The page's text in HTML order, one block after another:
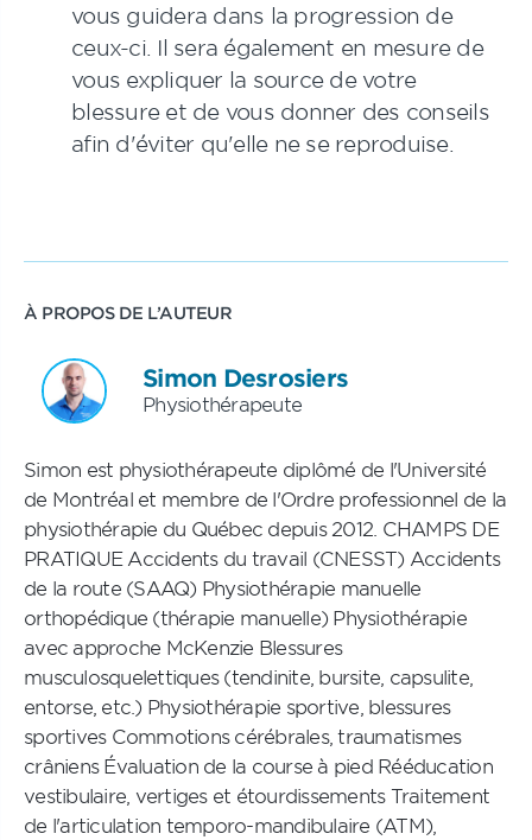
vous guidera dans la progression de
ceux-ci. Il sera également en mesure de
vous expliquer la source de votre
blessure et de vous donner des conseils
afin d'éviter qu'elle ne se reproduise.
À PROPOS DE L’AUTEUR
Simon Desrosiers
Physiothérapeute
Simon est physiothérapeute diplômé de l'Université
de Montréal et membre de l'Ordre professionnel de la
physiothérapie du Québec depuis 2012. CHAMPS DE
PRATIQUE Accidents du travail (CNESST) Accidents
de la route (SAAQ) Physiothérapie manuelle
orthopédique (thérapie manuelle) Physiothérapie
avec approche McKenzie Blessures
musculosquelettiques (tendinite, bursite, capsulite,
entorse, etc.) Physiothérapie sportive, blessures
sportives Commotions cérébrales, traumatismes
crâniens Évaluation de la course à pied Rééducation
vestibulaire, vertiges et étourdissements Traitement
de l'articulation temporo-mandibulaire (ATM),